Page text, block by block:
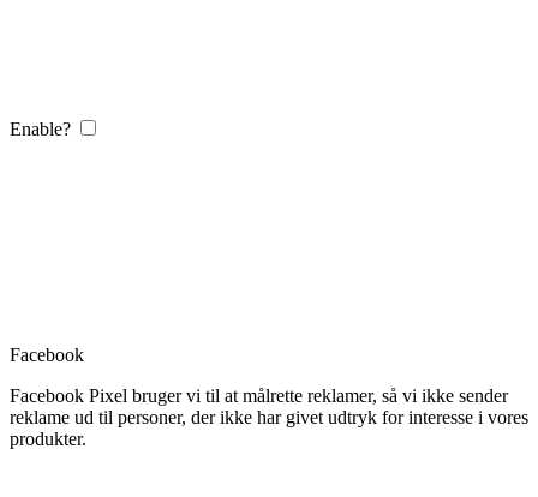
Enable?
Facebook
Facebook Pixel bruger vi til at målrette reklamer, så vi ikke sender
reklame ud til personer, der ikke har givet udtryk for interesse i vores
produkter.